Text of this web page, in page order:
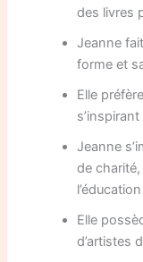
des livres
Jeanne
forme et
Elle
Jeanne
de
Elle
d’artistes